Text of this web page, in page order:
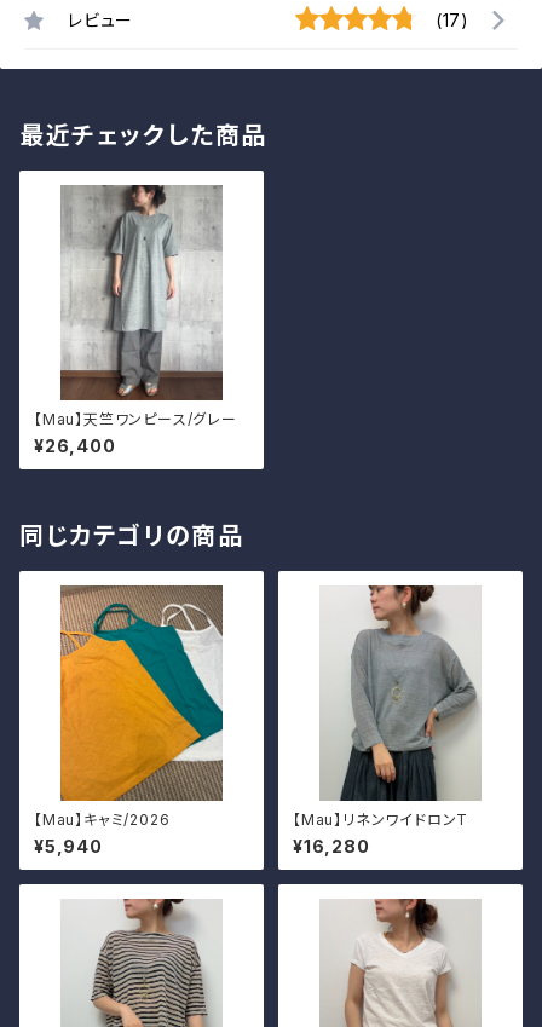
レビュー (17)
最近チェックした商品
【Mau】天竺ワンピース/グレー
¥26,400
同じカテゴリの商品
【Mau】キャミ/2026
¥5,940
【Mau】リネンワイドロンT
¥16,280